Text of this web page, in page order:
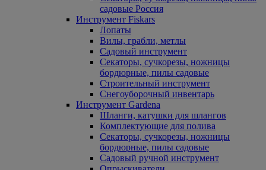
садовые Россия
Инструмент Fiskars
Лопаты
Вилы, грабли, метлы
Садовый инструмент
Секаторы, сучкорезы, ножницы
бордюрные, пилы садовые
Строительный инструмент
Снегоуборочный инвентарь
Инструмент Gardena
Шланги, катушки для шлангов
Комплектующие для полива
Секаторы, сучкорезы, ножницы
бордюрные, пилы садовые
Садовый ручной инструмент